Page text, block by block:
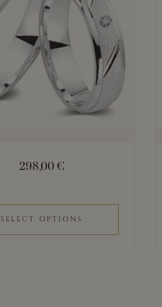
298,00 €
SELECT OPTIONS